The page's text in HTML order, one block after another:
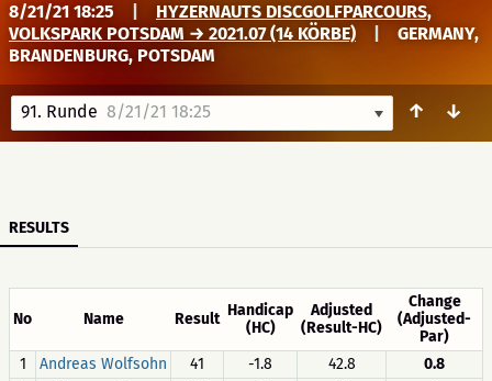
8/21/21 18:25
HYZERNAUTS DISCGOLFPARCOURS,
VOLKSPARK POTSDAM → 2021.07 (14 KÖRBE)
GERMANY,
BRANDENBURG, POTSDAM
91. Runde 8/21/21 18:25 ↑ ↓
RESULTS
No Name Result Handicap
(HC)
Adjusted
(Result-HC)
Change
(Adjusted-
Par)
1
Andreas Wolfsohn 41 -1.8 42.8
0.8